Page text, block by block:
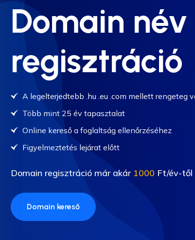
Domain név
regisztráció
A legelterjedtebb .hu .eu .com mellett rengeteg
Több mint 25 év tapasztalat
Online kereső a foglaltság ellenőrzéséhez
Figyelmeztetés lejárat előtt
Domain regisztráció már akár 1000 Ft/év-től
Domain kereső